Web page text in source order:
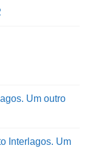
Um outro
Interlagos. Um